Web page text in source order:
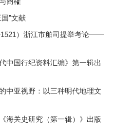
”文献
）浙江市舶司提举考论——
中国行纪资料汇编》第一辑出
中亚视野：以三种明代地理文
关史研究（第一辑）》出版